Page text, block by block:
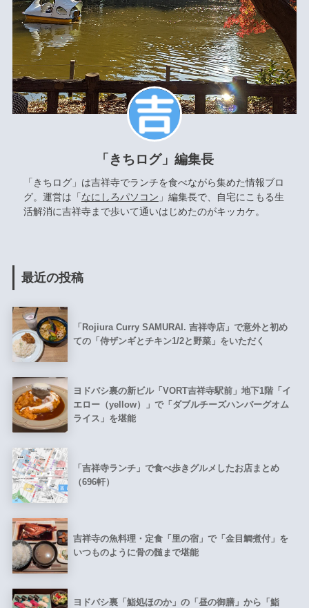
「きちログ」編集長
「きちログ」は吉祥寺でランチを食べながら集めた情報ブロ
グ。運営は「 なにしろパソコン 」編集長で、自宅にこもる生
活解消に吉祥寺まで歩いて通いはじめたのがキッカケ。
最近の投稿
「Rojiura Curry SAMURAI. 吉祥寺店」で意外と初め
ての「侍ザンギとチキン1/2と野菜」をいただく
ヨドバシ裏の新ビル「VORT吉祥寺駅前」地下1階「イ
エロー（yellow）」で「ダブルチーズハンバーグオム
ライス」を堪能
「吉祥寺ランチ」で食べ歩きグルメしたお店まとめ
（696軒）
吉祥寺の魚料理・定食「里の宿」で「金目鯛煮付」を
いつものように骨の髄まで堪能
ヨドバシ裏「鮨処ほのか」の「昼の御膳」から「鮨